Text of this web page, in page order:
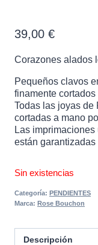
39,00 €
Corazones alados
Pequeños clavos
finamente cortados
Todas las joyas de
cortadas a mano
Las
están
Sin existencias
Categoría: PENDIENTES
Marca: Rose Bouchon
Descripción